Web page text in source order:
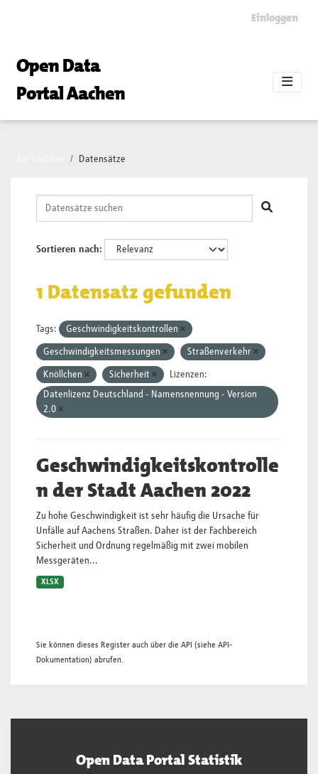
Einloggen
Open Data
Portal Aachen
Datensätze
Sortieren nach
1 Datensatz gefunden
Tags: Geschwindigkeitskontrollen
Geschwindigkeitsmessungen Straßenverkehr
Knöllchen Sicherheit
Lizenzen:
Datenlizenz Deutschland - Namensnennung - Version
2.0
Geschwindigkeitskontrolle
n der Stadt Aachen 2022
Zu hohe Geschwindigkeit ist sehr häufig die Ursache für
Unfälle auf Aachens Straßen. Daher ist der Fachbereich
Sicherheit und Ordnung regelmäßig mit zwei mobilen
Messgeräten...
XLSX
Sie können dieses Register auch über die API (siehe API-
Dokumentation) abrufen.
Open Data Portal Statistik